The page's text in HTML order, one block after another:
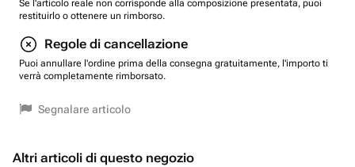
Se l'articolo reale non corrisponde alla composizione presentata, puoi
restituirlo o ottenere un rimborso.
Regole di cancellazione
Puoi annullare l'ordine prima della consegna gratuitamente, l'importo ti
verrà completamente rimborsato.
Segnalare articolo
Altri articoli di questo negozio